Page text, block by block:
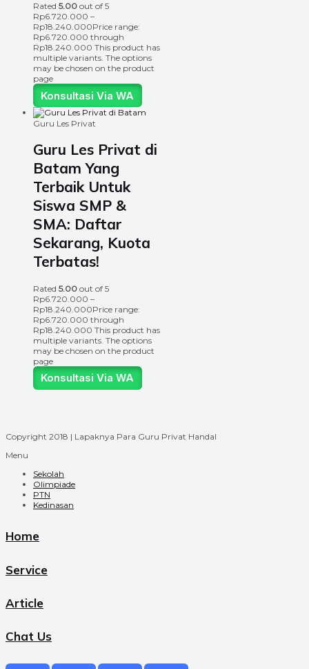
Rated 5.00 out of 5
Rp6.720.000 –
Rp18.240.000Price range:
Rp6.720.000 through
Rp18.240.000 This product has
multiple variants. The options
may be chosen on the product
page
Konsultasi Via WA
Guru Les Privat
Guru Les Privat di
Batam Yang
Terbaik Untuk
Siswa SMP &
SMA: Daftar
Sekarang, Kuota
Terbatas!
Rated 5.00 out of 5
Rp6.720.000 –
Rp18.240.000Price range:
Rp6.720.000 through
Rp18.240.000 This product has
multiple variants. The options
may be chosen on the product
page
Konsultasi Via WA
Copyright 2018 | Lapaknya Para Guru Privat Handal
Menu
Sekolah
Olimpiade
PTN
Kedinasan
Home
Service
Article
Chat Us